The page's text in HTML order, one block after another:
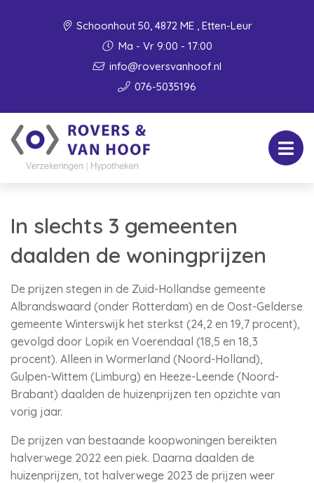
Schoonhout 50, 4872 ME , Etten-Leur
Ma - Vr 9:00 - 17:00
info@roversvanhoof.nl
076-5035196
In slechts 3 gemeenten
daalden de woningprijzen
De prijzen stegen in de Zuid-Hollandse gemeente
Albrandswaard (onder Rotterdam) en de Oost-Gelderse
gemeente Winterswijk het sterkst (24,2 en 19,7 procent),
gevolgd door Lopik en Voerendaal (18,5 en 18,3
procent). Alleen in Wormerland (Noord-Holland),
Gulpen-Wittem (Limburg) en Heeze-Leende (Noord-
Brabant) daalden de huizenprijzen ten opzichte van
vorig jaar.
De prijzen van bestaande koopwoningen bereikten
halverwege 2022 een piek. Daarna daalden de
huizenprijzen, tot halverwege 2023 de prijzen weer